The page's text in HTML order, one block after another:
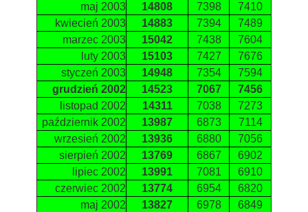
maj 2003
14808 7398
7410
kwiecień 2003
14883 7394
7489
marzec 2003
15042 7438
7604
luty 2003
15103 7427
7676
styczeń 2003
14948 7354
7594
grudzień 2002
14523 7067
7456
listopad 2002
14311 7038
7273
październik 2002
13987 6873
7114
wrzesień 2002
13936 6880
7056
sierpień 2002
13769 6867
6902
lipiec 2002
13991 7081
6910
czerwiec 2002
13774 6954
6820
maj 2002
13827 6978
6849